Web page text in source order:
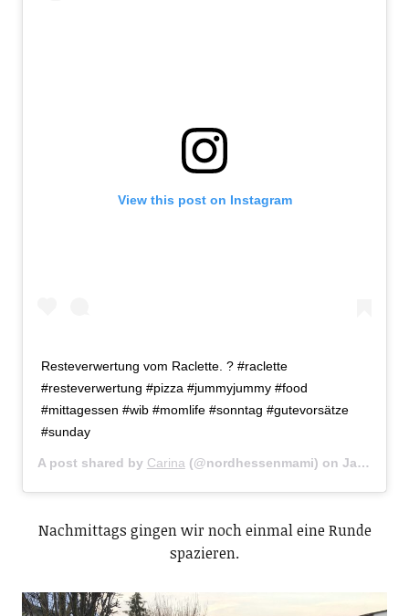
View this post on Instagram
Resteverwertung vom Raclette. ? #raclette
#resteverwertung #pizza #jummyjummy #food
#mittagessen #wib #momlife #sonntag #gutevorsätze
#sunday
A post shared by Carina (@nordhessenmami) on Jan 1, 2017 at 3:52am PST
Nachmittags gingen wir noch einmal eine Runde
spazieren.